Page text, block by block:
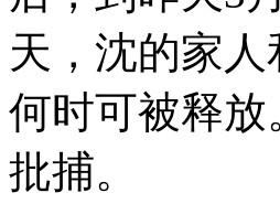
天，沈的家
何时可被释
批捕。